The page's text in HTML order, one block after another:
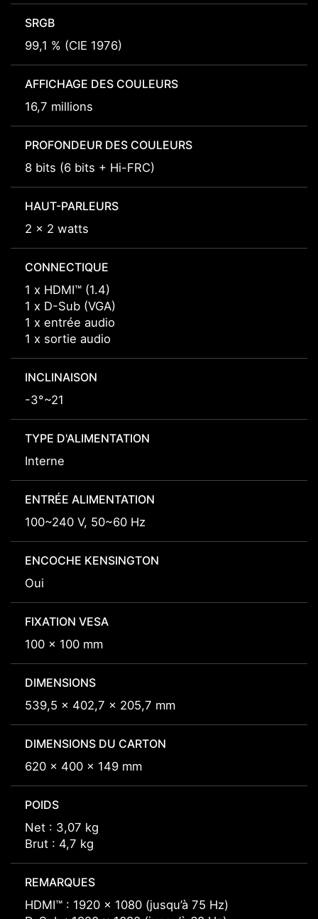
SRGB
99,1 % (CIE 1976)
AFFICHAGE DES COULEURS
16,7 millions
PROFONDEUR DES COULEURS
8 bits (6 bits + Hi-FRC)
HAUT-PARLEURS
2 x 2 watts
CONNECTIQUE
1 x HDMI™ (1.4)
1 x D-Sub (VGA)
1 x entrée audio
1 x sortie audio
INCLINAISON
-3°~21
TYPE D'ALIMENTATION
Interne
ENTRÉE ALIMENTATION
100~240 V, 50~60 Hz
ENCOCHE KENSINGTON
Oui
FIXATION VESA
100 x 100 mm
DIMENSIONS
539,5 x 402,7 x 205,7 mm
DIMENSIONS DU CARTON
620 x 400 x 149 mm
POIDS
Net : 3,07 kg
Brut : 4,7 kg
REMARQUES
HDMI™ : 1920 x 1080 (jusqu’à 75 Hz)